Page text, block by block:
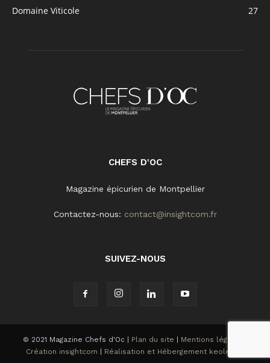
Domaine Viticole
27
CHEFS D'OC
Magazine épicurien de Montpellier
Contactez-nous: contact@insightcom.fr
SUIVEZ-NOUS
© 2021 Magazine Chefs d'Oc | Plan du site Mentions légales
Création insightcom
Réalisation et Hébergement keole.net